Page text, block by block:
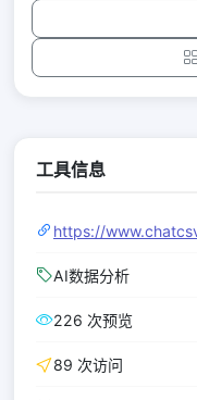
工具信息
https://
AI数据分析
226 次预览
89 次访问